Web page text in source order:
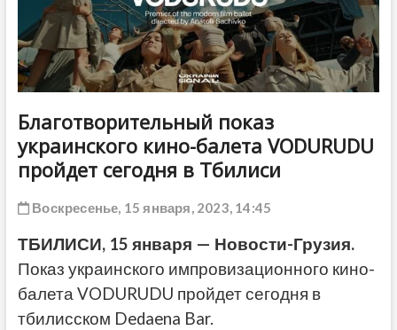
Благотворительный показ
украинского кино-балета VODURUDU
пройдет сегодня в Тбилиси
Воскресенье, 15 января, 2023, 14:45
ТБИЛИСИ, 15 января — Новости-Грузия.
Показ украинского импровизационного кино-
балета VODURUDU пройдет сегодня в
тбилисском Dedaena Bar.